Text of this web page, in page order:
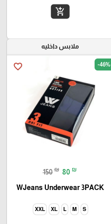
add_shopping_cart
ملابس داخليه
favorite_border -46%
150 ₪ 80 ₪
WJeans Underwear 3PACK
S
M
L
XL
XXL